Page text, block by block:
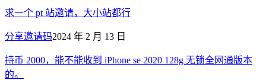
求一个 pt 站邀请，大小站都行
分享邀请码2024 年 2 月 13 日
持币 2000，能不能收到 iPhone se 2020 128g 无锁全网通版本
的。